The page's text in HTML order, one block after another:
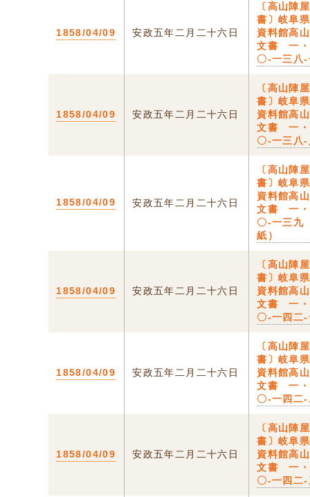
1858/04/09 安政五年二月二十六日
〔高山陣
書〕岐阜
資料館高
文書 一
〇-一三八-
1858/04/09 安政五年二月二十六日
〔高山陣
書〕岐阜
資料館高
文書 一
〇-一三八-
1858/04/09 安政五年二月二十六日
〔高山陣
書〕岐阜
資料館高
文書 一
〇-一三九
紙）
1858/04/09 安政五年二月二十六日
〔高山陣
書〕岐阜
資料館高
文書 一
〇-一四二-
1858/04/09 安政五年二月二十六日
〔高山陣
書〕岐阜
資料館高
文書 一
〇-一四二-
1858/04/09 安政五年二月二十六日
〔高山陣
書〕岐阜
資料館高
文書 一
〇-一四二-